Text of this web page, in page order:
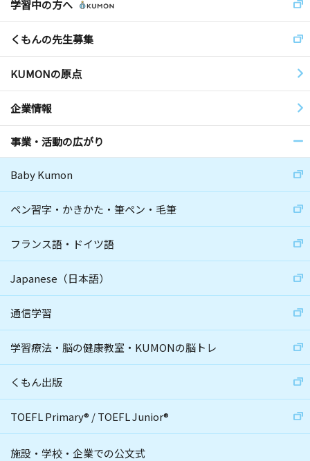
学習中の方へ
くもんの先生募集
KUMONの原点
企業情報
事業・活動の広がり
Baby Kumon
ペン習字・かきかた・筆ペン・毛筆
フランス語・ドイツ語
Japanese（日本語）
通信学習
学習療法・脳の健康教室・KUMONの脳トレ
くもん出版
TOEFL Primary® /TOEFL Junior®
施設・学校・企業での公文式